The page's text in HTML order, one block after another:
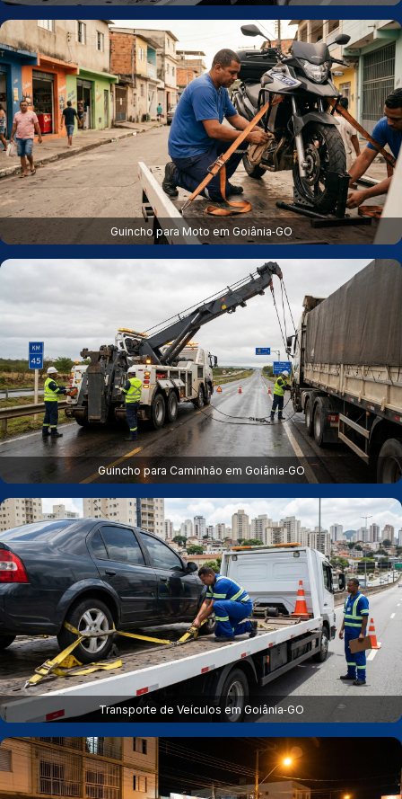
Guincho para Moto em Goiânia‑GO
Guincho para Caminhão em Goiânia‑GO
Transporte de Veículos em Goiânia‑GO